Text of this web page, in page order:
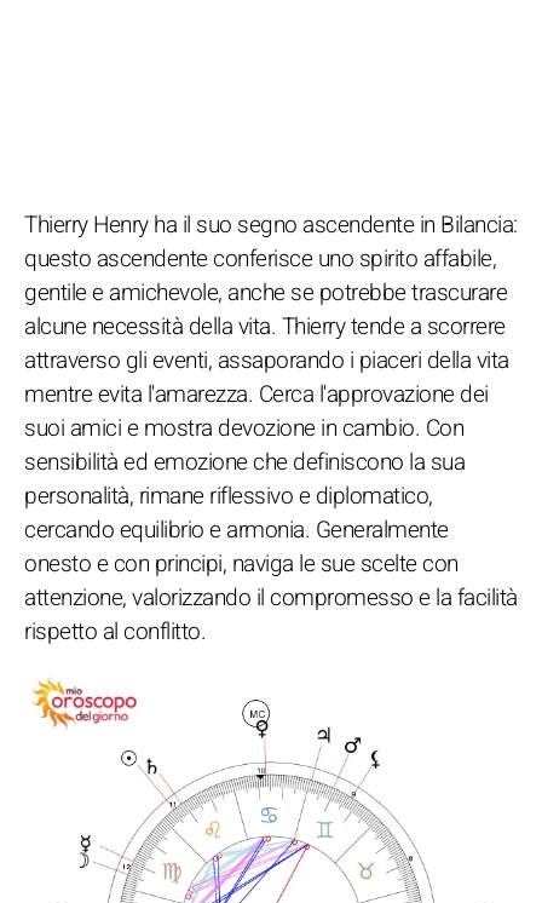
Thierry Henry ha il suo segno ascendente in Bilancia:
questo ascendente conferisce uno spirito affabile,
gentile e amichevole, anche se potrebbe trascurare
alcune necessità della vita. Thierry tende a scorrere
attraverso gli eventi, assaporando i piaceri della vita
mentre evita l'amarezza. Cerca l'approvazione dei
suoi amici e mostra devozione in cambio. Con
sensibilità ed emozione che definiscono la sua
personalità, rimane riflessivo e diplomatico,
cercando equilibrio e armonia. Generalmente
onesto e con principi, naviga le sue scelte con
attenzione, valorizzando il compromesso e la facilità
rispetto al conflitto.